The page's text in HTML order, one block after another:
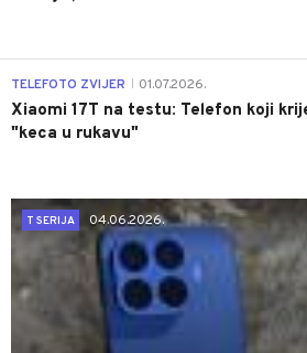
TELEFOTO ZVIJER 01.07.2026.
Xiaomi 17T na testu: Telefon koji
"keca u rukavu"
T SERIJA
04.06.2026.